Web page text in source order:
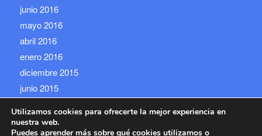
junio 2016
mayo 2016
abril 2016
enero 2016
diciembre 2015
junio 2015
Utilizamos cookies para ofrecerte la mejor experiencia en
nuestra web.
Puedes aprender más sobre qué cookies utilizamos o